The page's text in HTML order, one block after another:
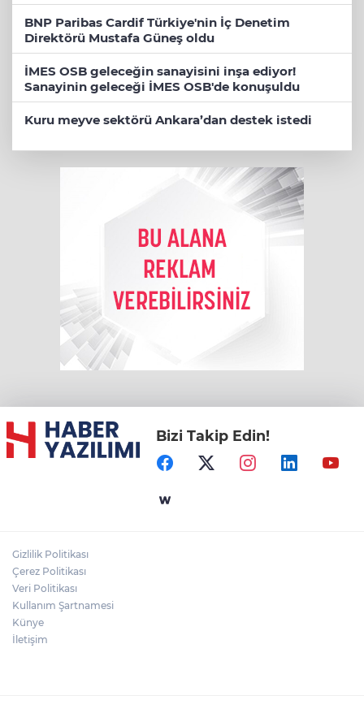
BNP Paribas Cardif Türkiye'nin İç Denetim
Direktörü Mustafa Güneş oldu
İMES OSB geleceğin sanayisini inşa ediyor!
Sanayinin geleceği İMES OSB'de konuşuldu
Kuru meyve sektörü Ankara’dan destek istedi
Bizi Takip Edin!
Gizlilik Politikası
Çerez Politikası
Veri Politikası
Kullanım Şartnamesi
Künye
İletişim